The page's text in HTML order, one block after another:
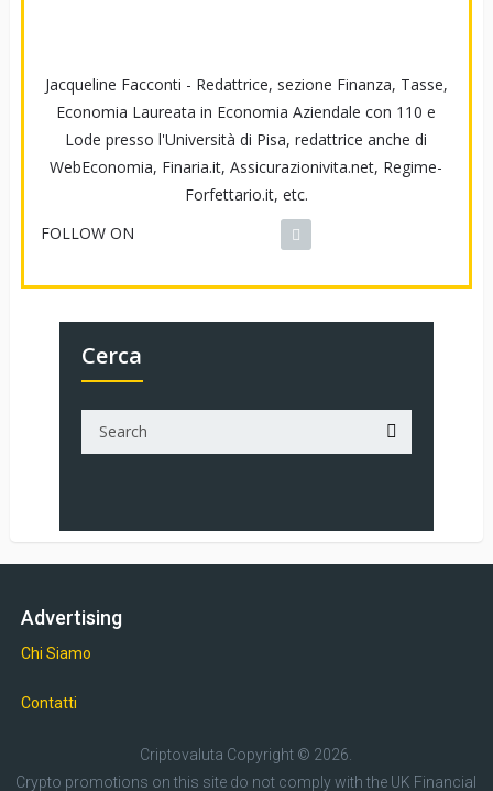
Jacqueline Facconti - Redattrice, sezione Finanza, Tasse,
Economia Laureata in Economia Aziendale con 110 e
Lode presso l'Università di Pisa, redattrice anche di
WebEconomia, Finaria.it, Assicurazionivita.net, Regime-
Forfettario.it, etc.
FOLLOW ON
Cerca
Advertising
Chi Siamo
Contatti
Criptovaluta Copyright © 2026.
Crypto promotions on this site do not comply with the UK Financial